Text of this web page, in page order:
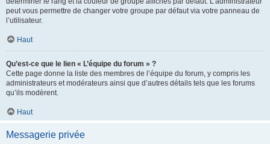
peut vous permettre de changer votre groupe par défaut via votre panneau de
l’utilisateur.
Haut
Qu’est-ce que le lien « L’équipe du forum » ?
Cette page donne la liste des membres de l’équipe du forum, y compris les
administrateurs et modérateurs ainsi que d’autres détails tels que les forums
qu’ils modèrent.
Haut
Messagerie privée